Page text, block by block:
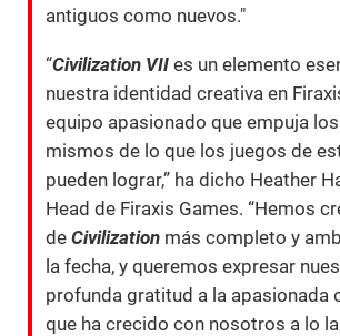
antiguos como nuevos."
“Civilization VII es un elemento
nuestra identidad creativa en
equipo apasionado que empuja
mismos de lo que los juegos de
pueden lograr,” ha dicho Heather
Head de Firaxis Games. “Hemos
de Civilization más completo y
la fecha, y queremos expresar
profunda gratitud a la apasionada
que ha crecido con nosotros a lo